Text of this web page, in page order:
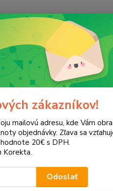
Packard HP LaserJet
zákazníkov!
mailovú adresu, kde Vám
objednávky. Zľava sa
20€ s DPH.
Korekta.
Odoslať